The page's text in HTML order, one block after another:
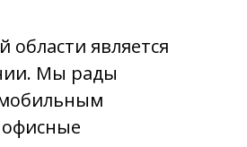
области является
Мы рады